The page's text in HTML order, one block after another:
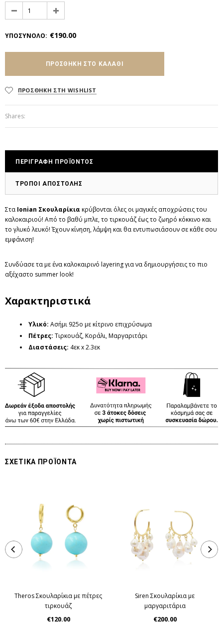
ΥΠΟΣΥΝΟΛΟ: €190.00
ΠΡΟΣΘΗΚΗ ΣΤΗ WISHLIST
Shares:
ΠΕΡΙΓΡΑΦΗ ΠΡΟΪΟΝΤΟΣ
ΤΡΟΠΟΙ ΑΠΟΣΤΟΛΗΣ
Στα Ionian Σκουλαρίκια κρύβονται όλες οι μαγικές αποχρώσεις του
καλοκαιριού! Από το βαθύ μπλε, το τιρκουάζ έως το ζωηρό κόκκινο και
το γλυκό λευκό! Έχουν κίνηση, λάμψη και θα εντυπωσιάσουν σε κάθε σου
εμφάνιση!
Συνδύασε τα με ένα καλοκαιρινό layering για να δημιουργήσεις το πιο
αξέχαστο summer look!
Χαρακτηριστικά
Υλικό: Ασήμι 925ο με κίτρινο επιχρύσωμα
Πέτρες: Τιρκουάζ, Κοράλι, Μαργαριτάρι
Διαστάσεις: 4εκ x 2.3εκ
ΣΧΕΤΙΚΑ ΠΡΟΪΟΝΤΑ
Theros Σκουλαρίκια με πέτρες
τιρκουάζ
€120.00
Siren Σκουλαρίκια με
μαργαριτάρια
€200.00